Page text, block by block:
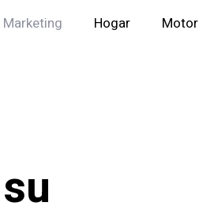
Marketing Hogar Motor